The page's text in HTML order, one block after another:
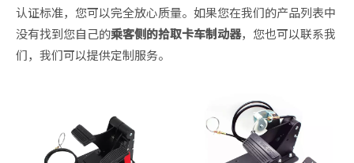
认证标准，您可以完全放心质量。如果您在我们的产品列表中
没有找到您自己的乘客侧的拾取卡车制动器，您也可以联系我
们，我们可以提供定制服务。